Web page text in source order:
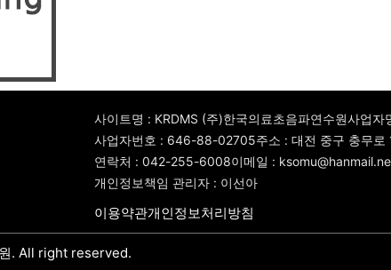
사이트명 : KRDMS (주)한국의료초음파연수원사업자
사업자번호 : 646-88-02705주소 : 대전 중구 충무
연락처 : 042-255-6008이메일 :
개인정보책임 관리자 : 이선아
이용약관개인정보처리방침
. All right reserved.